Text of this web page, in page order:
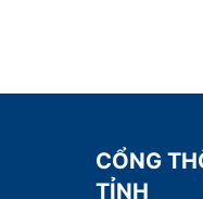
CỔNG
TỈNH